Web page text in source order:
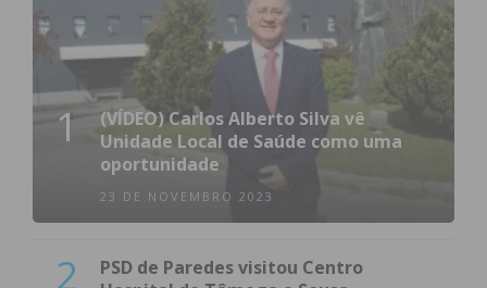
1
(VÍDEO) Carlos Alberto Silva vê
Unidade Local de Saúde como uma
oportunidade
23 DE NOVEMBRO 2023
2
PSD de Paredes visitou Centro